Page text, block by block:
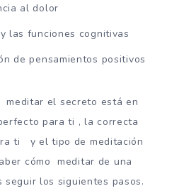
al dolor
las funciones cognitivas
de pensamientos positivos
el secreto está en
para ti , la correcta
ti y el tipo de meditación
cómo meditar de una
seguir los siguientes pasos.